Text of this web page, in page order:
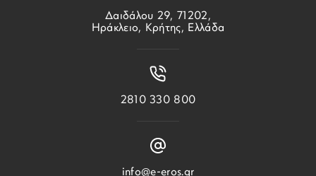
Δαιδάλου 29, 71202,
Ηράκλειο, Κρήτης, Ελλάδα
2810 330 800
info@e-eros.gr